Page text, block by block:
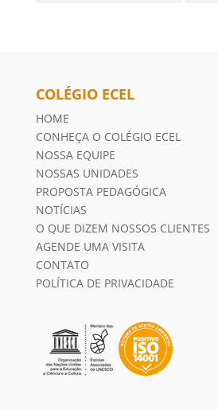
COLÉGIO ECEL
HOME
CONHEÇA O COLÉGIO ECEL
NOSSA EQUIPE
NOSSAS UNIDADES
PROPOSTA PEDAGÓGICA
NOTÍCIAS
O QUE DIZEM NOSSOS CLIENTES
AGENDE UMA VISITA
CONTATO
POLÍTICA DE PRIVACIDADE